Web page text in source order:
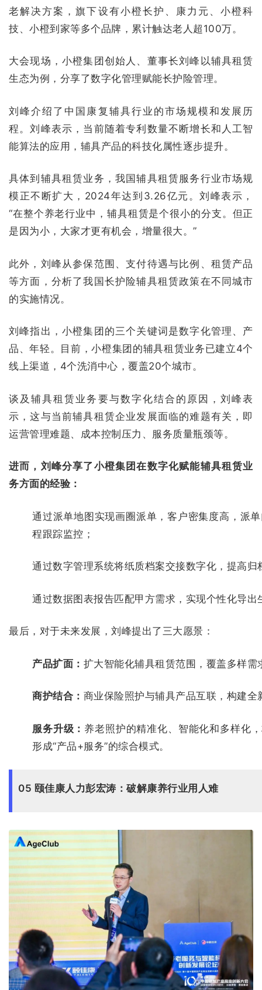
老解决方案，旗下设有小橙长护、康力元、小橙科
技、小橙到家等多个品牌，累计触达老人超100万。
大会现场，小橙集团创始人、董事长刘峰以辅具租赁
生态为例，分享了数字化管理赋能长护险管理。
刘峰介绍了中国康复辅具行业的市场规模和发展历
程。刘峰表示，当前随着专利数量不断增长和人工智
能算法的应用，辅具产品的科技化属性逐步提升。
具体到辅具租赁业务，我国辅具租赁服务行业市场规
模正不断扩大，2024年达到3.26亿元。刘峰表示，
“在整个养老行业中，辅具租赁是个很小的分支。但正
是因为小，大家才更有机会，增量很大。”
此外，刘峰从参保范围、支付待遇与比例、租赁产品
等方面，分析了我国长护险辅具租赁政策在不同城市
的实施情况。
刘峰指出，小橙集团的三个关键词是数字化管理、产
品、年轻。目前，小橙集团的辅具租赁业务已建立4个
线上渠道，4个洗消中心，覆盖20个城市。
谈及辅具租赁业务要与数字化结合的原因，刘峰表
示，这与当前辅具租赁企业发展面临的难题有关，即
运营管理难题、成本控制压力、服务质量瓶颈等。
进而，刘峰分享了小橙集团在数字化赋能辅具租赁业
务方面的经验：
通过派单地图实现画圈派单，客户密集度高，派
程跟踪监控；
通过数字管理系统将纸质档案交接数字化，提高归
通过数据图表报告匹配甲方需求，实现个性化导出
最后，对于未来发展，刘峰提出了三大愿景：
产品扩面： 扩大智能化辅具租赁范围，覆盖多样需
商护结合： 商业保险照护与辅具产品互联，构建全
服务升级： 养老照护的精准化、智能化和多样化
形成“产品+服务”的综合模式。
05 颐佳康人力彭宏涛：破解康养行业用人难